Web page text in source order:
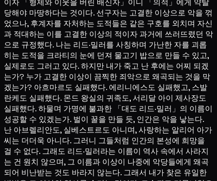
이자 「형제와 이웃을 버린 배신자」이니 「의적」에게 약탈
당해야 마땅하다는 것이다. 선구자는 고결한 이상으로 악을 꺾
었으나, 후계자를 자처하는 도적들은 같은 구호를 외치며 자신
과 적대하는 이를 고결한 이상의 적이자 과거에 쓰러뜨렸던 악
으로 규정했다. 나는 리드·밀러를 사칭하며 가난한 자를 괴롭
히는 도적을 크라티의 눈에 던져 물고기 밥으로 만들 수 있고,
실제로도 그러고 있다. 하지만 내가 죽고 난 후에는 어찌 되겠
는가? 누가 고결한 이상이 끔찍한 죄악으로 왜곡되는 것을 막
겠는가? 아흐마르도 실패했다. 에리니에스도 실패했고, 스발
란케도 실패했다. 몬드 왕실의 귀족도, 서리달 아이 제사장도
실패했다. 하물며 가명에 불과한 「대도 리드·밀러」의 이름이
성공할 수 있겠는가. 벌이 꿀을 만들 듯, 인간은 악을 낳는다.
난 아브렐리안도, 실베스트르도 아니며, 사랑하는 알리어 아가
씨는 더더욱 아니다. 그러니 그들처럼 인간의 본성에 희망을
걸 수 없다. 그래도 리드·밀러라는 이름이 역사 속에서 사라지
는 건 원치 않으며, 그 이름과 이상이 나중에 악당들에게 왜곡
되어 비난받는 것도 바라지 않는다. 그래서 내가 찾은 유일한